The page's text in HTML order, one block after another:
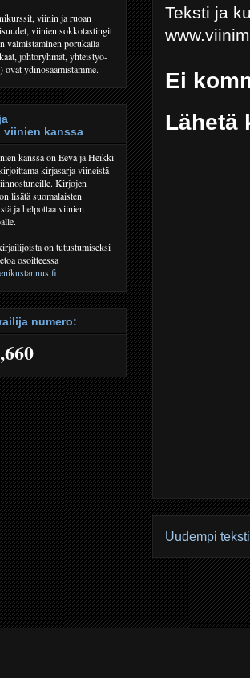
Teksti ja
Ei
Lähetä
Uudempi teksti
viinin ja ruoan
viinien sokkotastingit
valmistaminen porukalla
johtoryhmät, yhteistyö-
ovat ydinosaamistamme.
viinien kanssa
kanssa on Eeva ja Heikki
kirjasarja viineistä
Kirjojen
lisätä suomalaisten
ja helpottaa viinien
on tutustumiseksi
osoitteessa
numero: